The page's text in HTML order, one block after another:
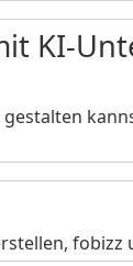
KI-
fobizz